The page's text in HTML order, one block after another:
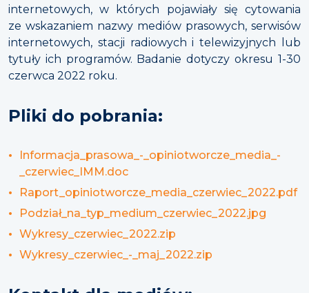
internetowych, w których pojawiały się cytowania
ze wskazaniem nazwy mediów prasowych, serwisów
internetowych, stacji radiowych i telewizyjnych lub
tytuły ich programów. Badanie dotyczy okresu 1-30
czerwca 2022 roku.
Pliki do pobrania:
Informacja_prasowa_-_opiniotworcze_media_-
_czerwiec_IMM.doc
Raport_opiniotworcze_media_czerwiec_2022.pdf
Podział_na_typ_medium_czerwiec_2022.jpg
Wykresy_czerwiec_2022.zip
Wykresy_czerwiec_-_maj_2022.zip